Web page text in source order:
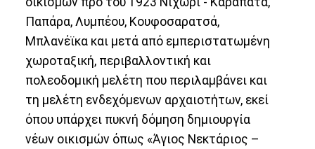
Παπάρα, Λυμπέου, Κουφοσαρατσά,
Μπλανέϊκα και μετά από εμπεριστατωμένη
χωροταξική, περιβαλλοντική και
πολεοδομική μελέτη που περιλαμβάνει και
τη μελέτη ενδεχόμενων αρχαιοτήτων, εκεί
όπου υπάρχει πυκνή δόμηση δημιουργία
νέων οικισμών όπως «Άγιος Νεκτάριος –